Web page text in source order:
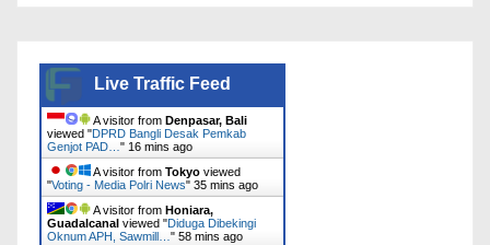
Live Traffic Feed
A visitor from Denpasar, Bali
viewed "DPRD Bangli Desak Pemkab
Genjot PAD… " 16 mins ago
A visitor from Tokyo viewed
"Voting - Media Polri News" 35 mins ago
A visitor from Honiara,
Guadalcanal viewed "Diduga Dibekingi
Oknum APH, Sawmill… " 58 mins ago